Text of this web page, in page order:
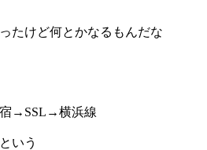
たけど何とかなるもんだな
宿→SSL→横浜線
いう